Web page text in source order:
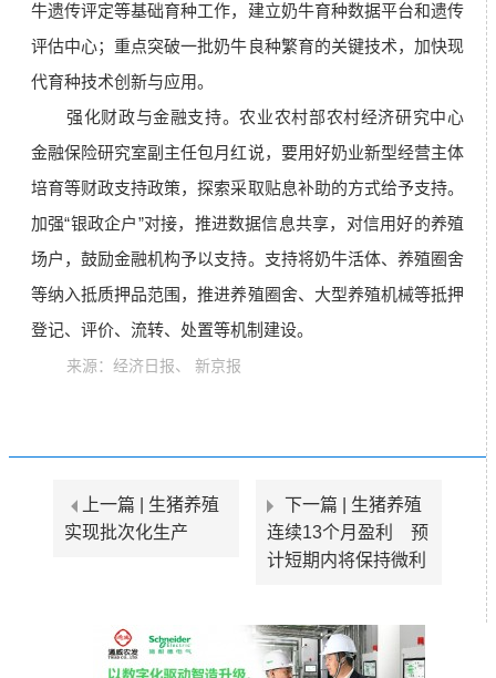
牛遗传评定等基础育种工作，建立奶牛育种数据平台和遗传
评估中心；重点突破一批奶牛良种繁育的关键技术，加快现
代育种技术创新与应用。
强化财政与金融支持。农业农村部农村经济研究中心
金融保险研究室副主任包月红说，要用好奶业新型经营主体
培育等财政支持政策，探索采取贴息补助的方式给予支持。
加强“银政企户”对接，推进数据信息共享，对信用好的养殖
场户，鼓励金融机构予以支持。支持将奶牛活体、养殖圈舍
等纳入抵质押品范围，推进养殖圈舍、大型养殖机械等抵押
登记、评价、流转、处置等机制建设。
来源：经济日报、 新京报
上一篇 | 生猪养殖
实现批次化生产
下一篇 | 生猪养殖
连续13个月盈利 预
计短期内将保持微利